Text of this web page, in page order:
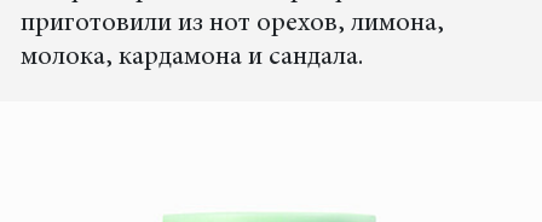
приготовили из нот орехов, лимона,
молока, кардамона и сандала.